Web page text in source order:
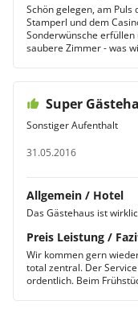
Schön gelegen, am Puls
Stamperl und dem
Sonderwünsche
saubere Zimmer - was
Super
Sonstiger Aufenthalt
31.05.2016
Allgemein / Hotel
Das Gästehaus ist
Preis Leistung /
Wir kommen gern
total zentral. Der
ordentlich. Beim